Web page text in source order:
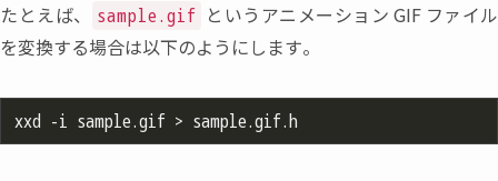
たとえば、 sample.gif というアニメーション GIF ファイル
を変換する場合は以下のようにします。